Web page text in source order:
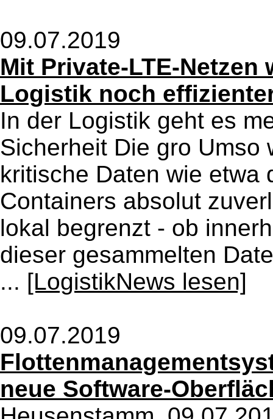
09.07.2019
Mit Private-LTE-
Logistik noch
In der Logistik geht es
Sicherheit Die gro Umso
kritische Daten wie etwa
Containers absolut
lokal begrenzt - ob
dieser gesammelten
... [LogistikNews lesen]
09.07.2019
neue Software-